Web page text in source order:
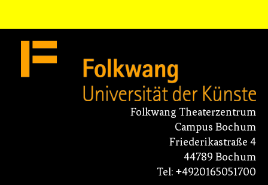
Folkwang Theaterzentrum
Campus Bochum
Friederikastraße 4
44789 Bochum
Tel: +4920165051700